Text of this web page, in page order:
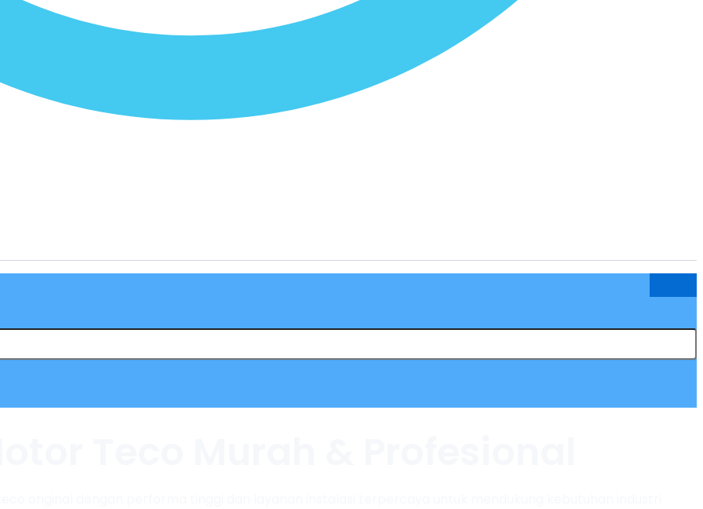
Teco Murah & Profesional
original dengan performa tinggi dan layanan instalasi terpercaya untuk mendukung kebutuhan industri